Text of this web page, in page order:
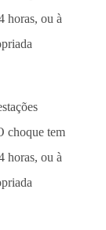
choque tem
horas, ou à